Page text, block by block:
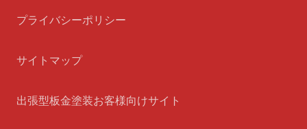
プライバシーポリシー
サイトマップ
出張型板金塗装お客様向けサイト